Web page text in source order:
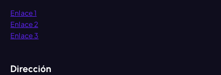
Enlace 1
Enlace 2
Enlace 3
Dirección